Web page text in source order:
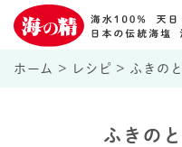
ホーム > レシピ > ふきの
ふきの